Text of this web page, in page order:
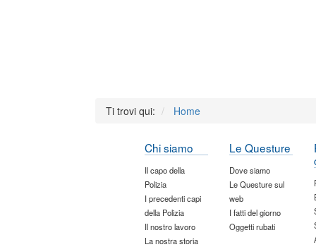
Ti trovi qui: Home
Chi siamo
Il capo della
Polizia
I precedenti capi
della Polizia
Il nostro lavoro
La nostra storia
Le Questure
Dove siamo
Le Questure sul
web
I fatti del giorno
Oggetti rubati